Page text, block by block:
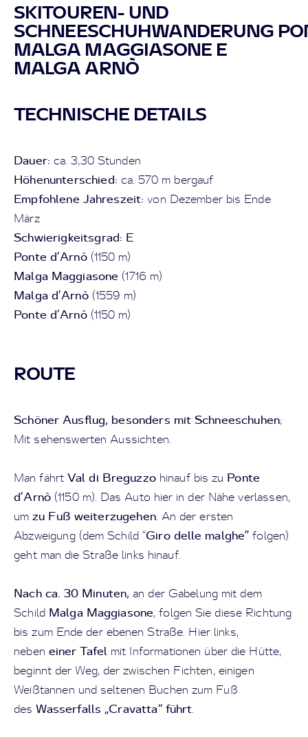
SKITOUREN- UND
SCHNEESCHUHWANDERUNG
MALGA MAGGIASONE E
MALGA ARNÒ
TECHNISCHE DETAILS
Dauer: ca. 3,30 Stunden
Höhenunterschied: ca. 570 m bergauf
Empfohlene Jahreszeit:von Dezember bis Ende
März
Schwierigkeitsgrad: E
Ponte d’Arnò (1150 m)
Malga Maggiasone (1716 m)
Malga d’Arnò(1559 m)
Ponte d’Arnò(1150 m)
ROUTE
Schöner Ausflug, besonders mit Schneeschuhen;
Mit sehenswerten Aussichten.
Man fährt Val di Breguzzohinauf bis zu Ponte
d’Arnò (1150 m). Das Auto hier in der Nähe verlassen,
um zu Fuß weiterzugehen. An der ersten
Abzweigung (dem Schild “Giro delle malghe” folgen)
geht man die Straße links hinauf.
Nach ca. 30 Minuten, an der Gabelung mit dem
Schild Malga Maggiasone, folgen Sie diese Richtung
bis zum Ende der ebenen Straße. Hier links,
neben einer Tafel mit Informationen über die Hütte,
beginnt der Weg, der zwischen Fichten, einigen
Weißtannen und seltenen Buchen zum Fuß
desWasserfalls „Cravatta“ führt.